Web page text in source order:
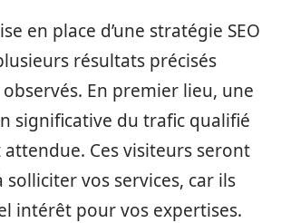
en place d’une stratégie SEO
résultats précisés
En premier lieu, une
significative du trafic qualifié
attendue. Ces visiteurs seront
solliciter vos services, car ils
intérêt pour vos expertises.